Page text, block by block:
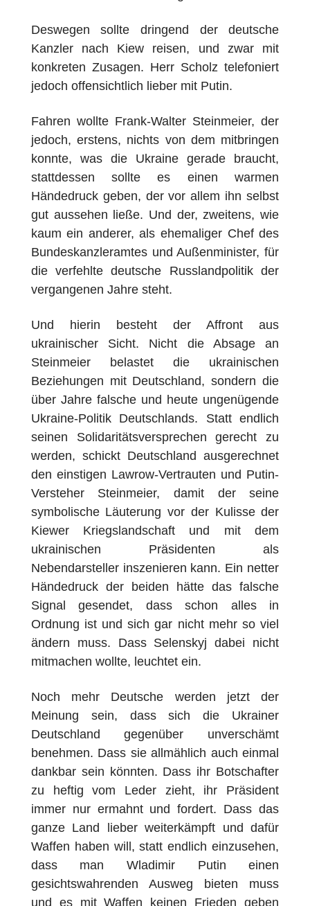
Deswegen sollte dringend der deutsche
Kanzler nach Kiew reisen, und zwar mit
konkreten Zusagen. Herr Scholz telefoniert
jedoch offensichtlich lieber mit Putin.
Fahren wollte Frank-Walter Steinmeier, der
jedoch, erstens, nichts von dem mitbringen
konnte, was die Ukraine gerade braucht,
stattdessen sollte es einen warmen
Händedruck geben, der vor allem ihn selbst
gut aussehen ließe. Und der, zweitens, wie
kaum ein anderer, als ehemaliger Chef des
Bundeskanzleramtes und Außenminister, für
die verfehlte deutsche Russlandpolitik der
vergangenen Jahre steht.
Und hierin besteht der Affront aus
ukrainischer Sicht. Nicht die Absage an
Steinmeier belastet die ukrainischen
Beziehungen mit Deutschland, sondern die
über Jahre falsche und heute ungenügende
Ukraine-Politik Deutschlands. Statt endlich
seinen Solidaritätsversprechen gerecht zu
werden, schickt Deutschland ausgerechnet
den einstigen Lawrow-Vertrauten und Putin-
Versteher Steinmeier, damit der seine
symbolische Läuterung vor der Kulisse der
Kiewer Kriegslandschaft und mit dem
ukrainischen Präsidenten als
Nebendarsteller inszenieren kann. Ein netter
Händedruck der beiden hätte das falsche
Signal gesendet, dass schon alles in
Ordnung ist und sich gar nicht mehr so viel
ändern muss. Dass Selenskyj dabei nicht
mitmachen wollte, leuchtet ein.
Noch mehr Deutsche werden jetzt der
Meinung sein, dass sich die Ukrainer
Deutschland gegenüber unverschämt
benehmen. Dass sie allmählich auch einmal
dankbar sein könnten. Dass ihr Botschafter
zu heftig vom Leder zieht, ihr Präsident
immer nur ermahnt und fordert. Dass das
ganze Land lieber weiterkämpft und dafür
Waffen haben will, statt endlich einzusehen,
dass man Wladimir Putin einen
gesichtswahrenden Ausweg bieten muss
und es mit Waffen keinen Frieden geben